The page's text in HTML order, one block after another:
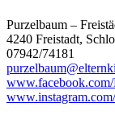
Purzelbaum –
4240 Freistadt,
07942/74181